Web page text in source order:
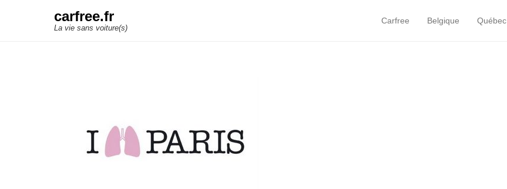
carfree.fr
La vie sans voiture(s)
Primary Menu
Skip to content
Carfree Belgique Québec